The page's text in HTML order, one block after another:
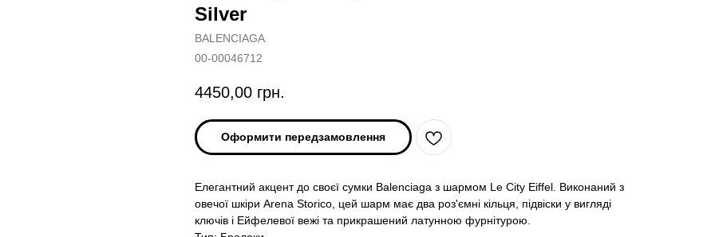
Silver
BALENCIAGA
00-00046712
4450,00 грн.
Оформити передзамовлення
Елегантний акцент до своєї сумки Balenciaga з шармом Le City Eiffel. Виконаний з
овечої шкіри Arena Storico, цей шарм має два роз'ємні кільця, підвіски у вигляді
ключів і Ейфелевої вежі та прикрашений латунною фурнітурою.